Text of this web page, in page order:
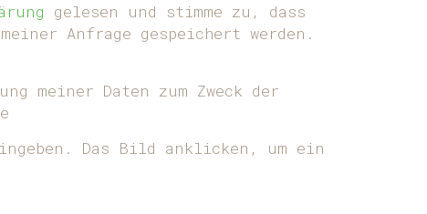
gelesen und stimme zu, dass
Anfrage gespeichert werden.
meiner Daten zum Zweck der
Das Bild anklicken, um ein